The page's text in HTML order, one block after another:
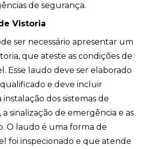
de segurança.
Vistoria
ser necessário apresentar um
que ateste as condições de
Esse laudo deve ser elaborado
e deve incluir
dos sistemas de
sinalização de emergência e as
O laudo é uma forma de
foi inspecionado e que atende